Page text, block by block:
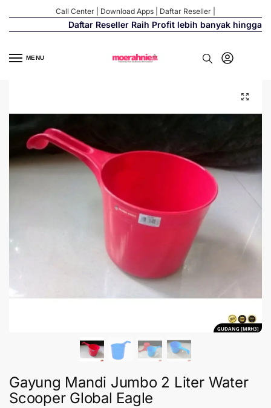
Call Center Download Apps Daftar Reseller
Daftar Reseller Raih Profit lebih banyak hingga
MENU
GUDANG [MRH3]
Gayung Mandi Jumbo 2 Liter Water
Scooper Global Eagle